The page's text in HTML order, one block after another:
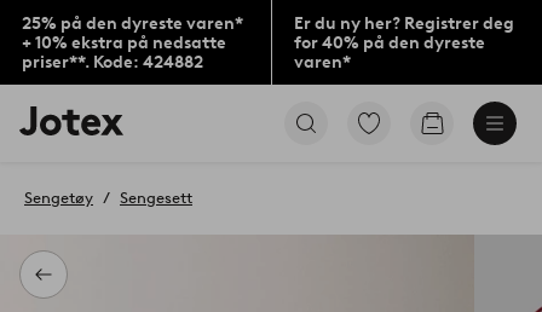
25% på den dyreste varen*
+ 10% ekstra på nedsatte
priser**. Kode: 424882
Er du ny her? Registrer deg
for 40% på den dyreste
varen*
Jotex’
logo
til
Gå
Gå
Tilbake
Sengetøy Sengesett